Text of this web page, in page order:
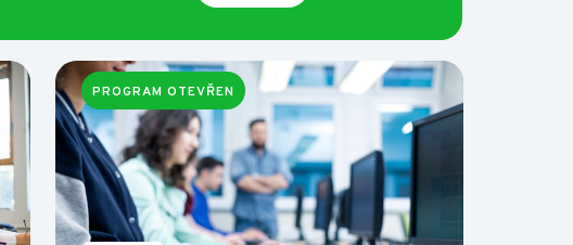
PROGRAM OTEVŘEN